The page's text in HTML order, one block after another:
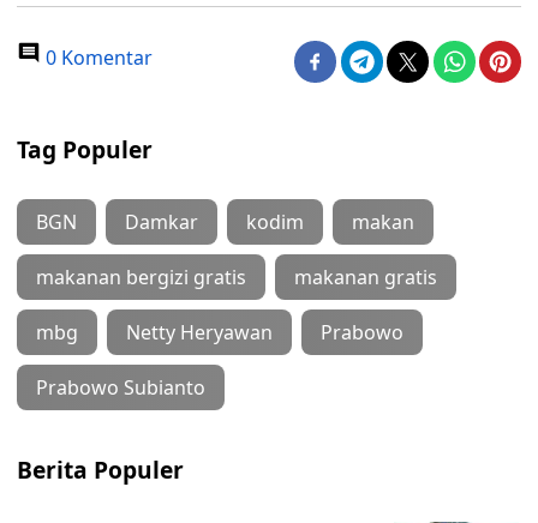
0 Komentar
Tag Populer
BGN Damkar kodim makan
makanan bergizi gratis makanan gratis
mbg Netty Heryawan Prabowo
Prabowo Subianto
Berita Populer